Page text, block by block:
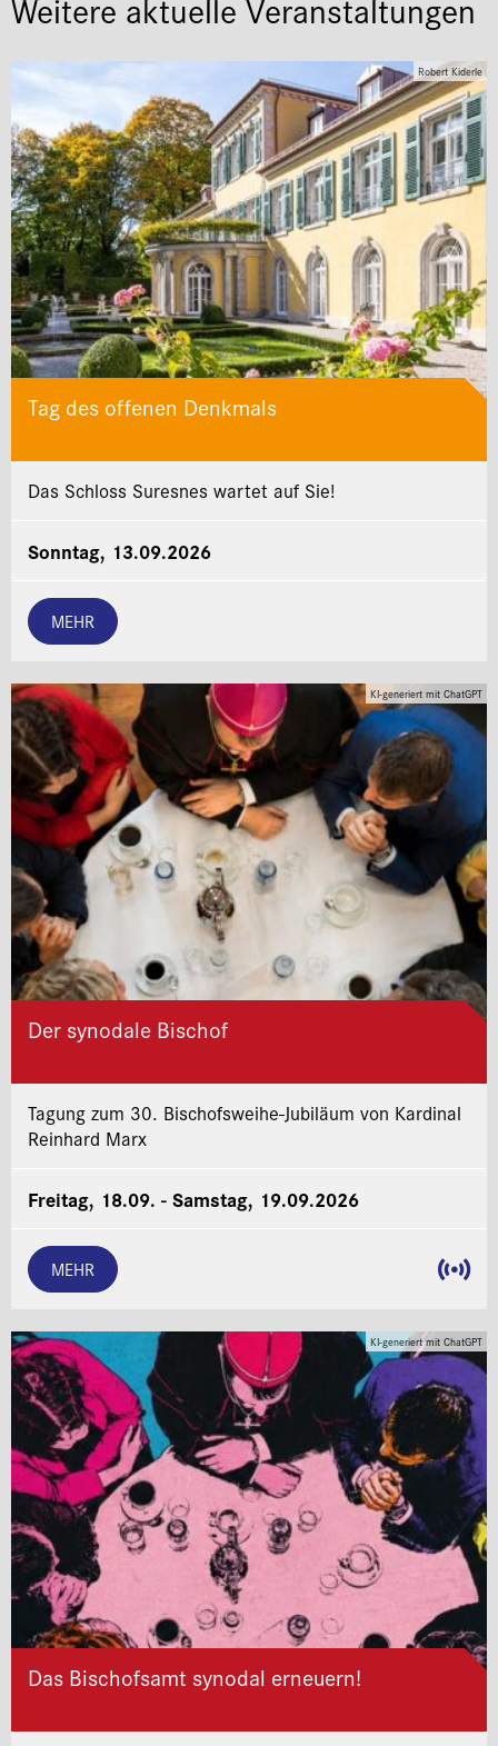
Weitere aktuelle Veranstaltungen
Robert Kiderle
Tag des offenen Denkmals
Das Schloss Suresnes wartet auf Sie!
Sonntag, 13.09.2026
MEHR
KI-generiert mit ChatGPT
Der synodale Bischof
Tagung zum 30. Bischofsweihe-Jubiläum von Kardinal
Reinhard Marx
Freitag, 18.09. - Samstag, 19.09.2026
MEHR
KI-generiert mit ChatGPT
Das Bischofsamt synodal erneuern!